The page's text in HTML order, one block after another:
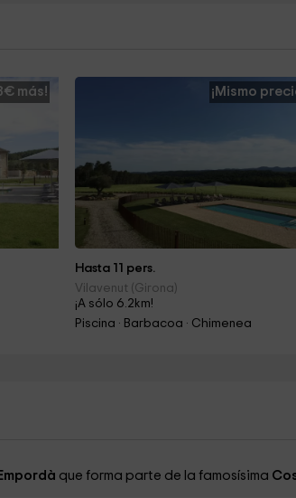
más! ¡Mismo
Hasta 11 pers.
Vilavenut (Girona)
¡A sólo 6.2km!
Piscina · Barbacoa · Chimenea
que forma parte de la famosísima